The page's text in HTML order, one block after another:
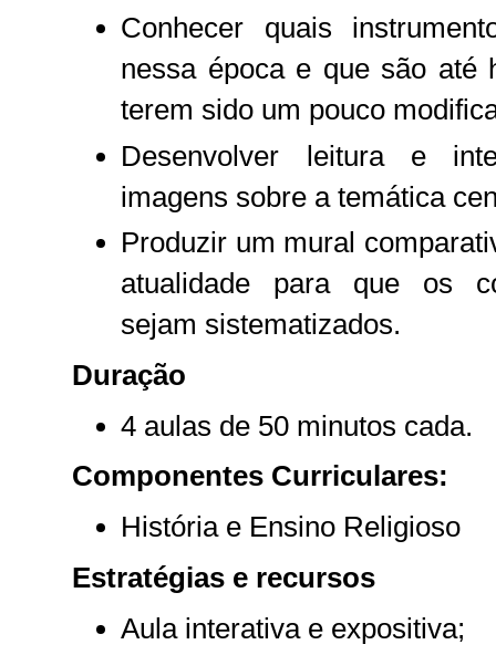
Conhecer quais
nessa época e que são até
terem sido um pouco
Desenvolver leitura e
imagens sobre a temática
Produzir um mural
atualidade para que os
sejam sistematizados.
Duração
4 aulas de 50 minutos cada.
Componentes Curriculares:
História e Ensino Religioso
Estratégias e recursos
Aula interativa e expositiva;